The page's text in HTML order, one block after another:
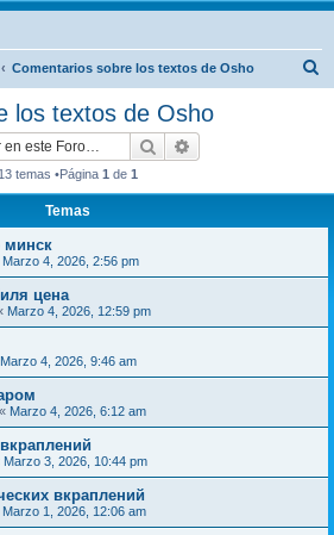
Comentarios sobre los textos de Osho
los textos de Osho
Buscar
13 temas •Página 1 de 1
Temas
минск
Marzo 4, 2026, 2:56 pm
цена
Marzo 4, 2026, 12:59 pm
Marzo 4, 2026, 9:46 am
« Marzo 4, 2026, 6:12 am
Marzo 3, 2026, 10:44 pm
вкраплений
Marzo 1, 2026, 12:06 am